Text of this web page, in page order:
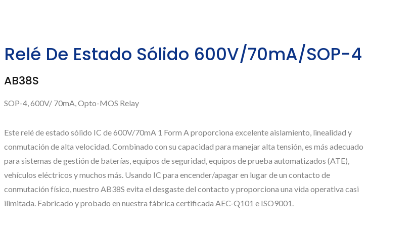
Relé De Estado Sólido 600V/70mA/SOP-4
AB38S
SOP-4, 600V/ 70mA, Opto-MOS Relay
Este relé de estado sólido IC de 600V/70mA 1 Form A proporciona excelente aislamiento, linealidad y
conmutación de alta velocidad. Combinado con su capacidad para manejar alta tensión, es más adecuado
para sistemas de gestión de baterías, equipos de seguridad, equipos de prueba automatizados (ATE),
vehículos eléctricos y muchos más. Usando IC para encender/apagar en lugar de un contacto de
conmutación físico, nuestro AB38S evita el desgaste del contacto y proporciona una vida operativa casi
ilimitada. Fabricado y probado en nuestra fábrica certificada AEC-Q101 e ISO9001.